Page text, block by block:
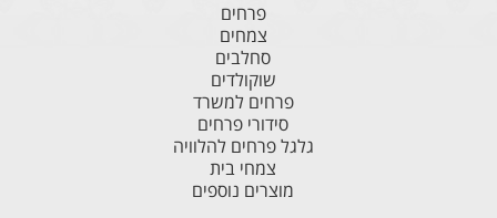
פרחים
צמחים
סחלבים
שוקולדים
פרחים למשרד
סידורי פרחים
גלגל פרחים להלוויה
צמחי בית
מוצרים נוספים